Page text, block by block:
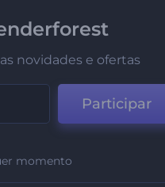
novidades e ofertas
Participar
momento